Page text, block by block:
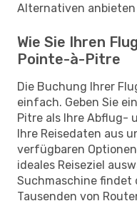
Alternativen anbieten
Wie Sie Ihren
Pointe-à-Pitre
Die Buchung Ihrer
einfach. Geben Sie
Pitre als Ihre Abflug-
Ihre Reisedaten aus
verfügbaren
ideales Reiseziel
Suchmaschine findet
Tausenden von